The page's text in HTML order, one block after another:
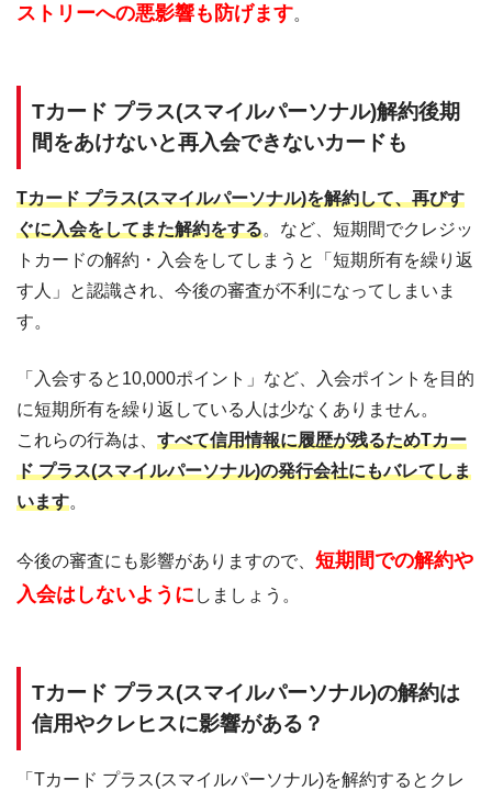
ストリーへの悪影響も防げます。
Tカード プラス(スマイルパーソナル)解約後期
間をあけないと再入会できないカードも
Tカード プラス(スマイルパーソナル)を解約して、再びす
ぐに入会をしてまた解約をする。など、短期間でクレジッ
トカードの解約・入会をしてしまうと「短期所有を繰り返
す人」と認識され、今後の審査が不利になってしまいま
す。
「入会すると10,000ポイント」など、入会ポイントを目的
に短期所有を繰り返している人は少なくありません。
これらの行為は、 すべて信用情報に履歴が残るためTカー
ド プラス(スマイルパーソナル)の発行会社にもバレてしま
います。
今後の審査にも影響がありますので、 短期間での解約や
入会はしないように しましょう。
Tカード プラス(スマイルパーソナル)の解約は
信用やクレヒスに影響がある？
「Tカード プラス(スマイルパーソナル)を解約するとクレ